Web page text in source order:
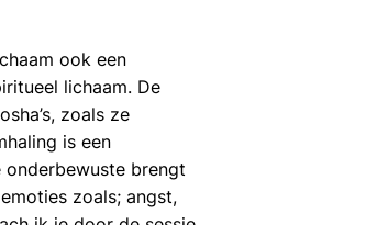
ook een
lichaam. De
zoals ze
is een
brengt
zoals; angst,